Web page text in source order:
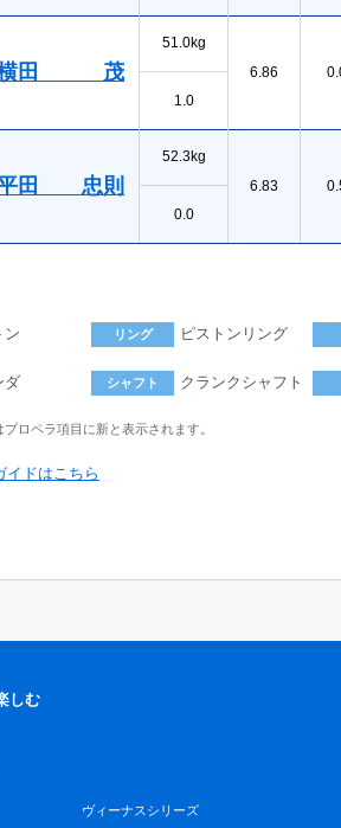
田 茂
51.0kg
6.86
1.0
田 忠則
52.3kg
6.83
0.0
ン リング ピストンリング
ダ シャフト クランクシャフト
ロペラ項目に新と表示されます。
イドはこちら
しむ
ヴィーナスシリーズ